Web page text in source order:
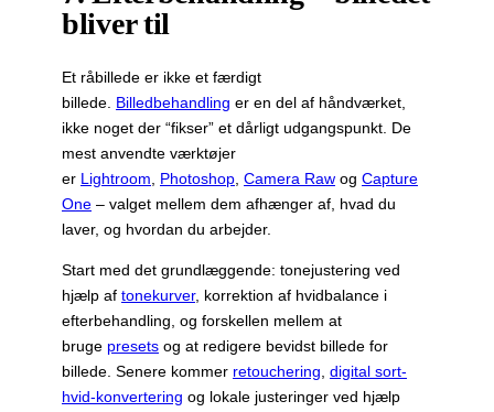
bliver til
Et råbillede er ikke et færdigt
billede. Billedbehandling er en del af håndværket,
ikke noget der “fikser” et dårligt udgangspunkt. De
mest anvendte værktøjer
er Lightroom Photoshop Camera Raw og Capture
One – valget mellem dem afhænger af, hvad du
laver, og hvordan du arbejder.
Start med det grundlæggende: tonejustering ved
hjælp af tonekurver, korrektion af hvidbalance i
efterbehandling, og forskellen mellem at
bruge presets og at redigere bevidst billede for
billede. Senere kommer retouchering, digital sort-
hvid-konvertering og lokale justeringer ved hjælp